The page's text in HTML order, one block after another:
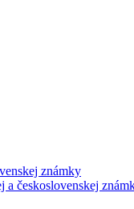
známky
a československej